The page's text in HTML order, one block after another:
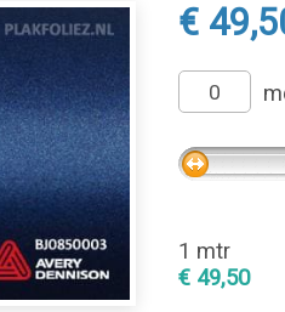
€
1 mtr
€ 49,50